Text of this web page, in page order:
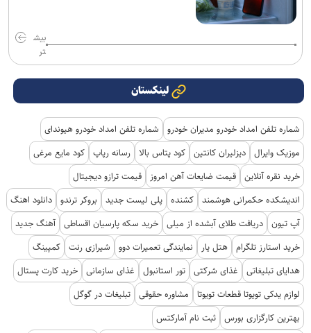
بیش
تر
لینکستان
شماره تلفن امداد خودرو مدیران خودرو
شماره تلفن امداد خودرو هیوندای
موزیک وایرال دیزلیران کانتین کود پتاس بالا رسانه رپاپ کود مایع مرغی
خرید نقره آنلاین قیمت ضایعات آهن امروز
قیمت ترازو دیجیتال
اندیشکده حکمرانی هوشمند کشنده پلی لیست جدید بروکر ترندو دانلود اهنگ
آپ تیون دریافت طلای آبشده از میلی خرید سکه پارسیان اقساطی آهنگ جدید
خرید استارز تلگرام هتل یار نمایندگی تعمیرات دوو شیرازی رنت کمپینگ
هدایای تبلیغاتی
غذای شرکتی تور استانبول غذای سازمانی خرید کارت پستال
لوازم یدکی تویوتا قطعات تویوتا
مشاوره حقوقی تبلیغات در گوگل
بهترین کارگزاری بورس ثبت نام آمارکتس